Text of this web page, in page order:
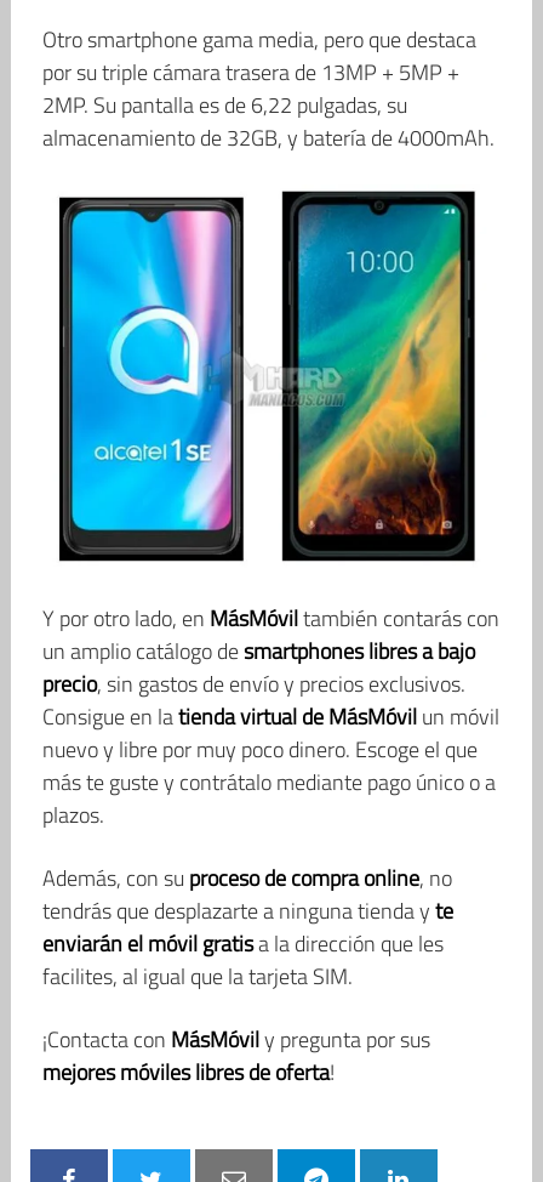
Otro smartphone gama media, pero que destaca
por su triple cámara trasera de 13MP + 5MP +
2MP. Su pantalla es de 6,22 pulgadas, su
almacenamiento de 32GB, y batería de 4000mAh.
Y por otro lado, en MásMóviltambién contarás con
un amplio catálogo desmartphones libres a bajo
precio, sin gastos de envío y precios exclusivos.
Consigue en latienda virtual de MásMóvilun móvil
nuevo y libre por muy poco dinero. Escoge el que
más te guste y contrátalo mediante pago único o a
plazos.
Además, con su proceso de compra online, no
tendrás que desplazarte a ninguna tienda yte
enviarán el móvil gratisa la dirección que les
facilites, al igual que la tarjeta SIM.
¡Contacta con MásMóvily pregunta por sus
mejores móviles libres de oferta!